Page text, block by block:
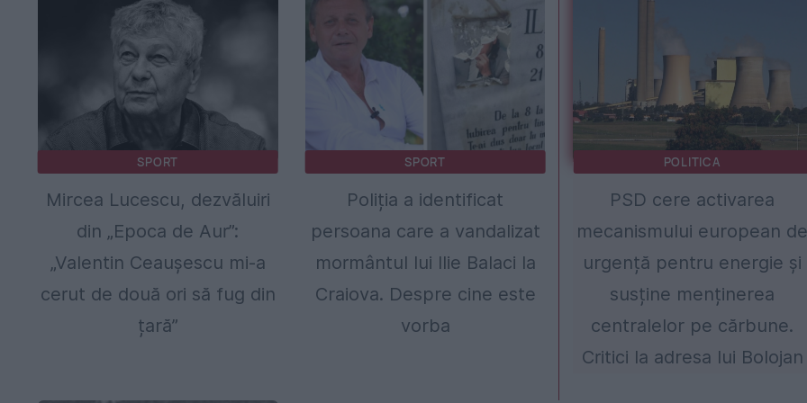
SPORT
Mircea Lucescu, dezvăluiri
din „Epoca de Aur”:
„Valentin Ceaușescu mi-a
cerut de două ori să fug din
țară”
SPORT
Poliția a identificat
persoana care a vandalizat
mormântul lui Ilie Balaci la
Craiova. Despre cine este
vorba
POLITICA
PSD cere activarea
mecanismului european
urgență pentru energie și
susține menținerea
centralelor pe cărbune.
Critici la adresa lui Bolojan